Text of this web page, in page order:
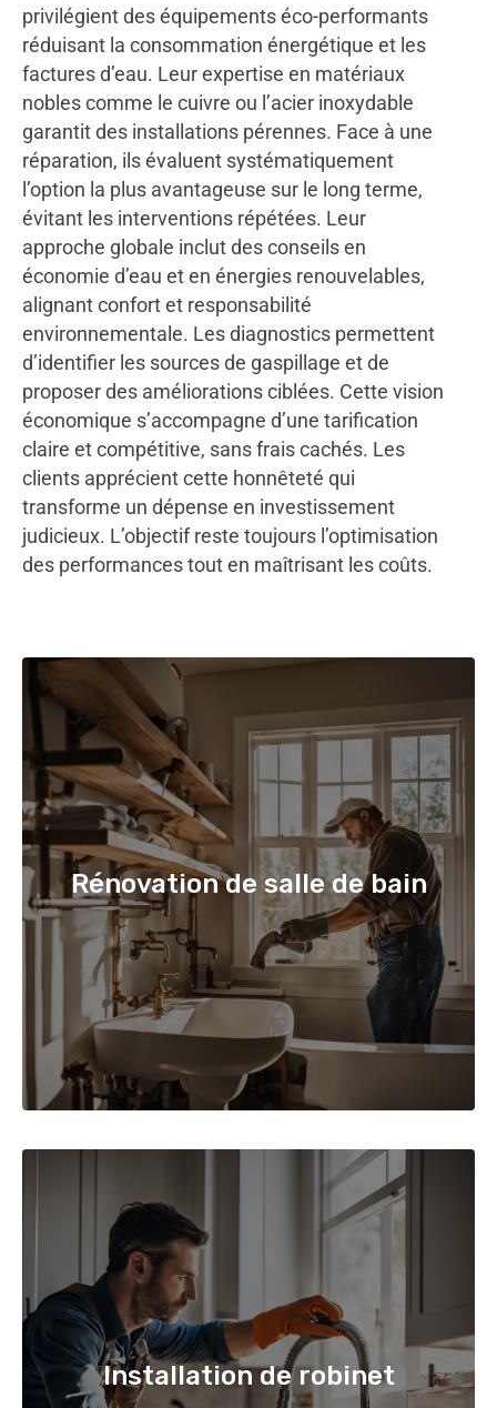
privilégient des équipements éco-performants
réduisant la consommation énergétique et les
factures d’eau. Leur expertise en matériaux
nobles comme le cuivre ou l’acier inoxydable
garantit des installations pérennes. Face à une
réparation, ils évaluent systématiquement
l’option la plus avantageuse sur le long terme,
évitant les interventions répétées. Leur
approche globale inclut des conseils en
économie d’eau et en énergies renouvelables,
alignant confort et responsabilité
environnementale. Les diagnostics permettent
d’identifier les sources de gaspillage et de
proposer des améliorations ciblées. Cette vision
économique s’accompagne d’une tarification
claire et compétitive, sans frais cachés. Les
clients apprécient cette honnêteté qui
transforme un dépense en investissement
judicieux. L’objectif reste toujours l’optimisation
des performances tout en maîtrisant les coûts.
Rénovation de salle de bain
Installation de robinet